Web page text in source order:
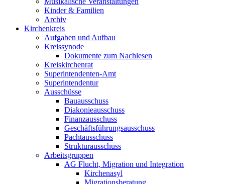
Kinder & Familien
Archiv
Kirchenkreis
Aufgaben und Aufbau
Kreissynode
Dokumente zum Nachlesen
Kreiskirchenrat
Superintendenten-Amt
Superintendentur
Ausschüsse
Bauausschuss
Diakonieausschuss
Finanzausschuss
Geschäftsführungsausschuss
Pachtausschuss
Strukturausschuss
Arbeitsgruppen
AG Flucht, Migration und Integration
Kirchenasyl